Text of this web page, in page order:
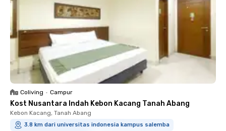
Coliving • Campur
Kost Nusantara Indah Kebon Kacang Tanah Abang
Kebon Kacang, Tanah Abang
3.8 km dari universitas indonesia kampus salemba